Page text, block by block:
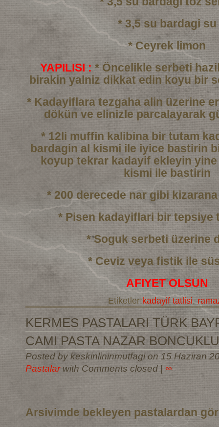
* 3,5 su bardagi su
* Ceyrek limon
YAPILISI : * Öncelikle serbeti
birakin yalniz dikkat edin koyu bir
* Kadayiflara tezgaha alin üzerine
dökün ve elinizle parcalayarak
* 12li muffin kalibina bir tutam
bardagin al kismi ile iyice bastirin
koyup tekrar kadayif ekleyin
kismi ile bastirin
* 200 derecede nar gibi
* Pisen kadayiflari bir tepsiye
* Soguk serbeti üzerine
* Ceviz veya fistik ile
AFIYET OLSUN
Etiketler:kadayif tatlisi,
KERMES PASTALARI TÜRK
CAMI PASTA NAZAR
Posted by keskinlininmutfagi on 15 Haziran
Pastalar with Comments closed| ∞
Arsivimde bekleyen pastalardan